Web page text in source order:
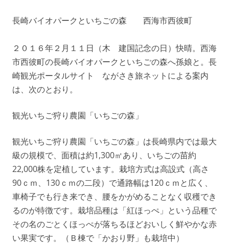
長崎バイオパークといちごの森 西海市西彼町
２０１６年２月１１日（木 建国記念の日）快晴。西海
市西彼町の長崎バイオパークといちごの森へ孫娘と。長
崎観光ポータルサイト ながさき旅ネットによる案内
は、次のとおり。
観光いちご狩り農園「いちごの森」
観光いちご狩り農園「いちごの森」は長崎県内では最大
級の規模で、面積は約1,300㎡あり、いちごの苗約
22,000株を定植しています。栽培方式は高設式（高さ
90ｃｍ、130ｃｍの二段）で通路幅は120ｃｍと広く、
車椅子でも行き来でき、腰をかがめることなく収穫でき
るのが特徴です。栽培品種は「紅ほっぺ」という品種で
その名のごとくほっぺが落ちるほどおいしく鮮やかな赤
い果実です。（Ｂ棟で「かおり野」も栽培中）